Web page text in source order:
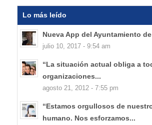
Lo más leído
Nueva App del Ayuntamiento
julio 10, 2017 - 9:54 am
“La situación actual obliga a
organizaciones...
agosto 21, 2012 - 7:55 pm
“Estamos orgullosos de
humano. Nos esforzamos...